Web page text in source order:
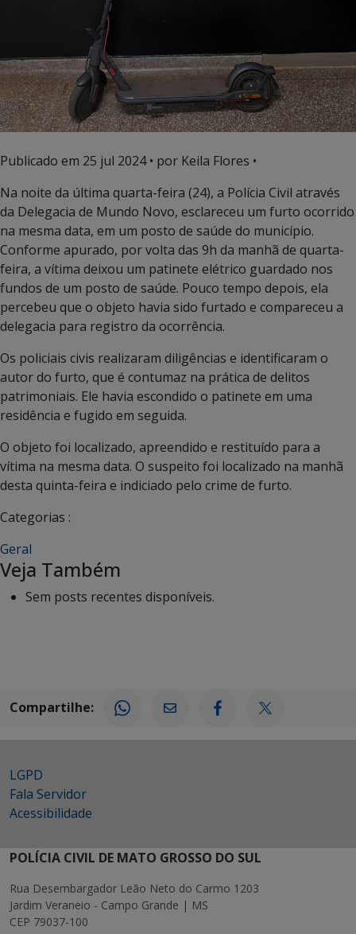
Publicado em 25 jul 2024• por Keila Flores •
Na noite da última quarta-feira (24), a Polícia Civil através
da Delegacia de Mundo Novo, esclareceu um furto ocorrido
na mesma data, em um posto de saúde do município.
Conforme apurado, por volta das 9h da manhã de quarta-
feira, a vítima deixou um patinete elétrico guardado nos
fundos de um posto de saúde. Pouco tempo depois, ela
percebeu que o objeto havia sido furtado e compareceu a
delegacia para registro da ocorrência.
Os policiais civis realizaram diligências e identificaram o
autor do furto, que é contumaz na prática de delitos
patrimoniais. Ele havia escondido o patinete em uma
residência e fugido em seguida.
O objeto foi localizado, apreendido e restituído para a
vítima na mesma data. O suspeito foi localizado na manhã
desta quinta-feira e indiciado pelo crime de furto.
Categorias :
Geral
Veja Também
Sem posts recentes disponíveis.
Compartilhe:
LGPD
Fala Servidor
Acessibilidade
POLÍCIA CIVIL DE MATO GROSSO DO SUL
Rua Desembargador Leão Neto do Carmo 1203
Jardim Veraneio - Campo Grande | MS
CEP 79037-100